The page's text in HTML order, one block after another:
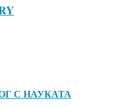
С НАУКАТА